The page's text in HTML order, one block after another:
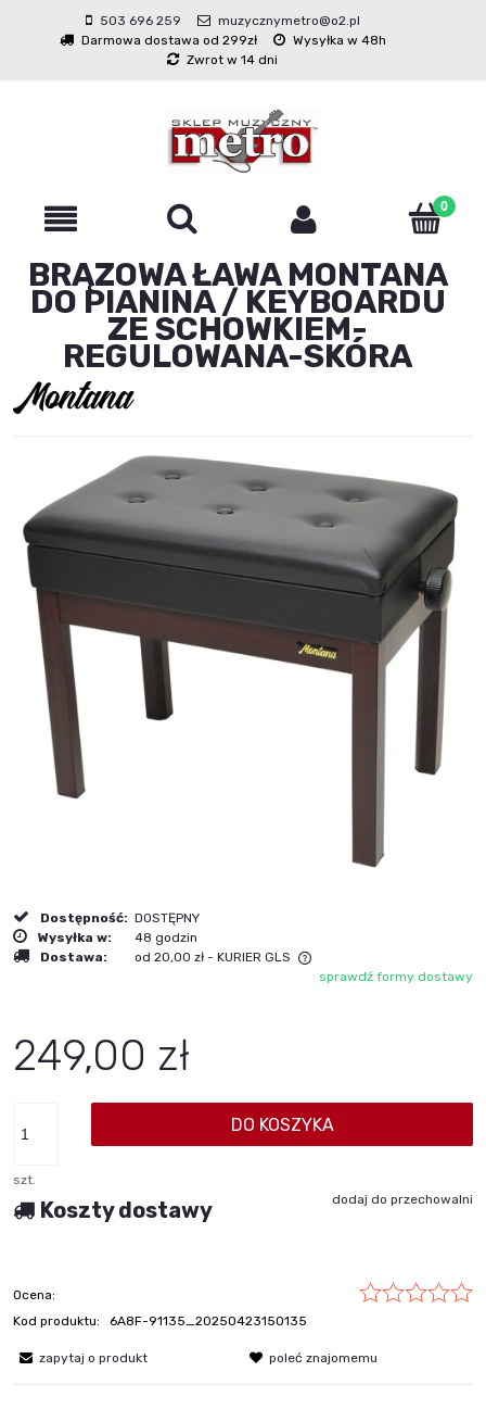
503 696 259
muzycznymetro@o2.pl
Darmowa dostawa od 299zł
Wysyłka w 48h
Zwrot w 14 dni
BRĄZOWA ŁAWA MONTANA
DO PIANINA / KEYBOARDU
ZE SCHOWKIEM-
REGULOWANA-SKÓRA
Dostępność: DOSTĘPNY
Wysyłka w:
48 godzin
Dostawa:
od 20,00 zł - KURIER GLS
Cena nie zawiera ewentualnych kosztów płatnościsprawdź formy dostawy
249,00 zł
szt.
DO KOSZYKA
dodaj do przechowalni
Koszty dostawy
Ocena:
Kod produktu:
6A8F-91135_20250423150135
zapytaj o produkt poleć znajomemu